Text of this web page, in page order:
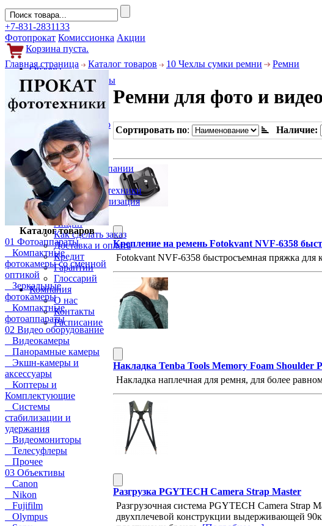
+7-831-2831133
Фотопрокат Комиссионка Акции
Корзина пуста.
Обзоры
Фотоаппараты
Объективы
Фильтры
Фото и видео
Гаджеты
Аксессуары
Слухи
Новости компании
Услуги
Прокат фототехники
Выкуп и реализация
Покупателям
Акции
Как сделать заказ
Доставка и оплата
Кредит
Гарантии
Глоссарий
Компания
О нас
Контакты
Расписание
Главная страница Каталог товаров 10 Чехлы сумки ремни Ремни
Каталог товаров
01 Фотоаппараты
Компактные
фотокамеры со сменной
оптикой
Зеркальные
фотокамеры
Компактные
фотоаппараты
02 Видео оборудование
Видеокамеры
Панорамные камеры
Экшн-камеры и
аксессуары
Коптеры и
Комплектующие
Системы
стабилизации и
удержания
Видеомониторы
Телесуфлеры
Прочее
03 Объективы
Canon
Nikon
Fujifilm
Olympus
Ремни для фото и видео
Сортировать по: Наличие:
Крепление на ремень Fotokvant NVF-6358
Fotokvant NVF-6358 быстросъемная пряжка для
Накладка Tenba Tools Memory Foam Shoulder
Накладка наплечная для ремня, для более
Разгрузка PGYTECH Camera Strap Master
Разгрузочная система PGYTECH Camera Strap
двухплечевой конструкции выдерживающей